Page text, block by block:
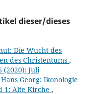
dieser/dieses
Die Wucht des
des Christentums ,
(2020): Juli
Georg: Ikonologie
1: Alte Kirche ,